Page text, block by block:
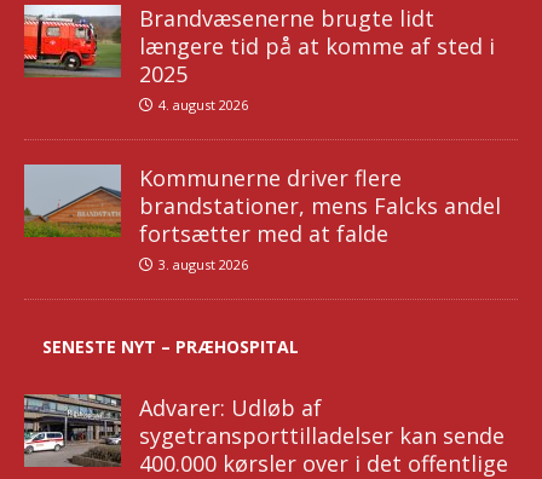
Brandvæsenerne brugte lidt
længere tid på at komme af sted i
2025
4. august 2026
Kommunerne driver flere
brandstationer, mens Falcks andel
fortsætter med at falde
3. august 2026
SENESTE NYT – PRÆHOSPITAL
Advarer: Udløb af
sygetransporttilladelser kan sende
400.000 kørsler over i det offentlige